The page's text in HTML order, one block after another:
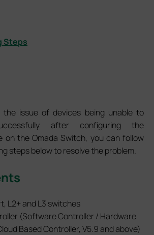
Steps
issue of devices being unable to
after configuring the
on the Omada Switch, you can follow
steps below to resolve the problem.
L2+ and L3 switches
(Software Controller / Hardware
Based Controller, V5.9 and above)